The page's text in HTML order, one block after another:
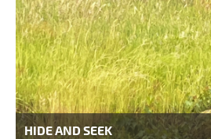
HIDE AND SEEK